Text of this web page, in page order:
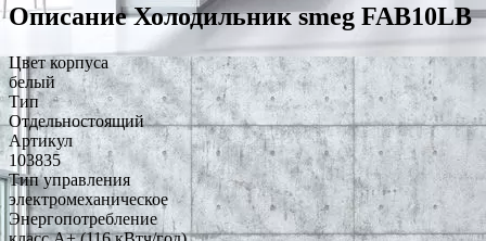
Описание Холодильник smeg FAB10LB
Цвет корпуса
белый
Тип
Отдельностоящий
Артикул
103835
Тип управления
электромеханическое
Энергопотребление